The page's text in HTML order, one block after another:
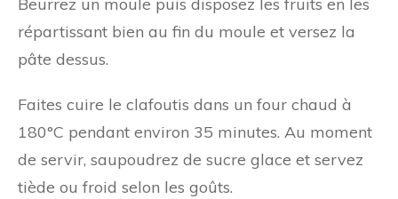
répartissant bien au fin du moule et versez la
pâte dessus.
Faites cuire le clafoutis dans un four chaud à
180°C pendant environ 35 minutes. Au moment
de servir, saupoudrez de sucre glace et servez
tiède ou froid selon les goûts.